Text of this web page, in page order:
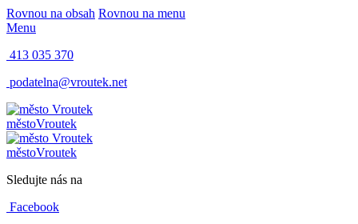
Rovnou na obsah Rovnou na menu
Menu
413 035 370
podatelna@vroutek.net
městoVroutek
městoVroutek
Sledujte nás na
Facebook